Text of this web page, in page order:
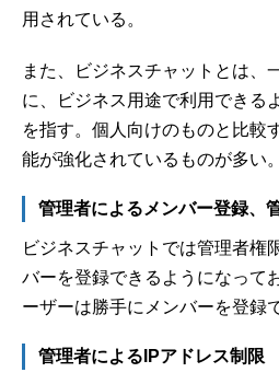
用されている。
また、ビジネスチャットとは、
に、ビジネス用途で利用できる
を指す。個人向けのものと比較
能が強化されているものが多い。
管理者によるメンバー登録、
ビジネスチャットでは管理者権
バーを登録できるようになって
ーザーは勝手にメンバーを登録
管理者によるIPアドレス制限